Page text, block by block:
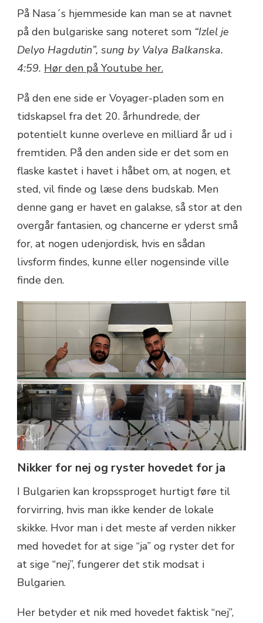
På Nasa´s hjemmeside kan man se at navnet
på den bulgariske sang noteret som “Izlel je
Delyo Hagdutin”, sung by Valya Balkanska.
4:59. Hør den på Youtube her.
På den ene side er Voyager-pladen som en
tidskapsel fra det 20. århundrede, der
potentielt kunne overleve en milliard år ud i
fremtiden. På den anden side er det som en
flaske kastet i havet i håbet om, at nogen, et
sted, vil finde og læse dens budskab. Men
denne gang er havet en galakse, så stor at den
overgår fantasien, og chancerne er yderst små
for, at nogen udenjordisk, hvis en sådan
livsform findes, kunne eller nogensinde ville
finde den.
Nikker for nej og ryster hovedet for ja
I Bulgarien kan kropssproget hurtigt føre til
forvirring, hvis man ikke kender de lokale
skikke. Hvor man i det meste af verden nikker
med hovedet for at sige “ja” og ryster det for
at sige “nej”, fungerer det stik modsat i
Bulgarien.
Her betyder et nik med hovedet faktisk “nej”,